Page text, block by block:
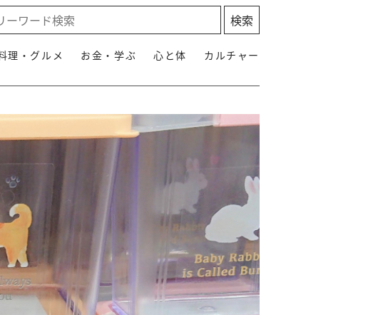
理・グルメ お金・学ぶ 心と体 カルチャー